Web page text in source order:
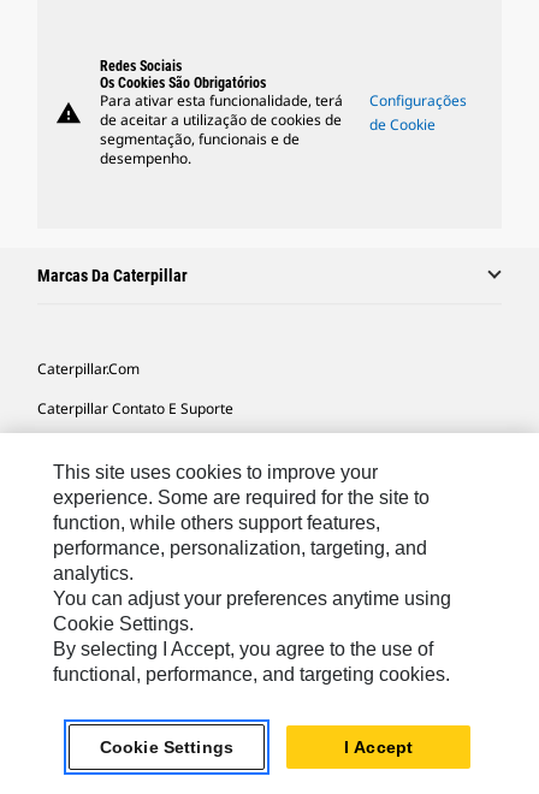
warning
Redes Sociais
Os Cookies São Obrigatórios
Para ativar esta funcionalidade, terá
de aceitar a utilização de cookies de
segmentação, funcionais e de
desempenho.
Configurações
de Cookie
Marcas Da Caterpillar
Caterpillar.com
Caterpillar Contato E Suporte
Mapa Do Local
Cookie Settings
Legal
Privacidade
Portuguese
reservados.
This site uses cookies to improve your
experience. Some are required for the site to
function, while others support features,
performance, personalization, targeting, and
analytics.
You can adjust your preferences anytime using
Cookie Settings.
By selecting I Accept, you agree to the use of
functional, performance, and targeting cookies.
Cookie Settings I Accept